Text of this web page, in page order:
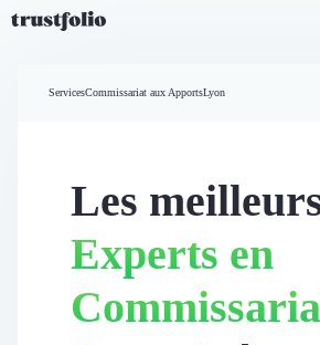
Widgets d'avis
Partage d’avis multicanal
Vidéo de témoignage
ServicesCommissariat aux ApportsLyon
Les
Experts en